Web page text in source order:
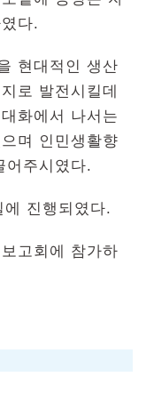
다.
현대적인 생산
로 발전시킬데
화에서 나서는
며 인민생활향
어주시였다.
진행되였다.
고회에 참가하